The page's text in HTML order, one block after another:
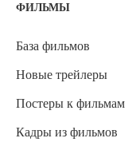
ФИЛЬМЫ
База фильмов
Новые трейлеры
Постеры к фильмам
Кадры из фильмов